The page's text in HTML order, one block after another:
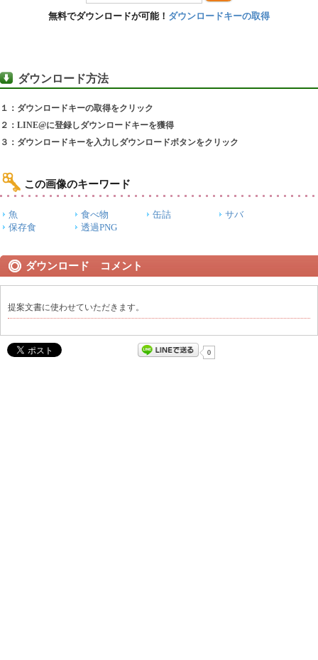
無料でダウンロードが可能！ ダウンロードキーの取得
ダウンロード方法
１：ダウンロードキーの取得をクリック
２：LINE@に登録しダウンロードキーを獲得
３：ダウンロードキーを入力しダウンロードボタンをクリック
この画像のキーワード
魚 食べ物 缶詰
サバ
保存食
透過PNG
ダウンロード コメント
提案文書に使わせていただきます。
0